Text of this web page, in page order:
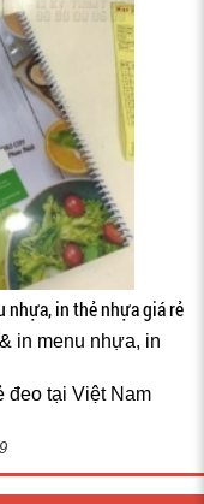
nhựa, in thẻ nhựa giá rẻ
in menu nhựa, in
đeo tại Việt Nam